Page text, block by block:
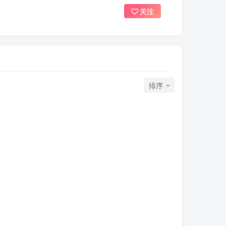
关注
排序